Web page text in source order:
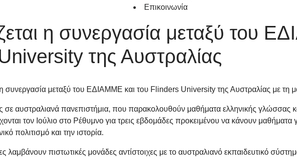
Επικοινωνία
η συνεργασία μεταξύ του
της Αυστραλίας
η συνεργασία μεταξύ του ΕΔΙΑΜΜΕ και του Flinders University της Αυστραλίας με τη
σε αυστραλιανά πανεπιστήμια, που παρακολουθούν μαθήματα ελληνικής γλώσσας
τον Ιούλιο στο Ρέθυμνο για τρεις εβδομάδες προκειμένου να κάνουν
πολιτισμό και την ιστορία.
λαμβάνουν πιστωτικές μονάδες αντίστοιχες με το αυστραλιανό εκπαιδευτικό